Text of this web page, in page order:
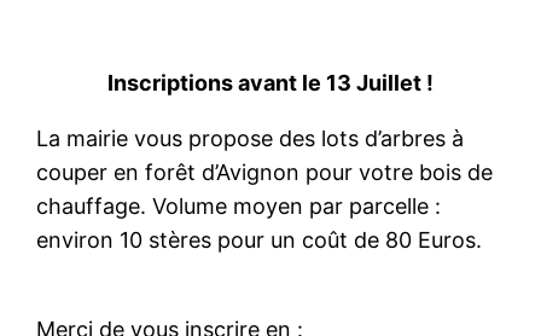
Inscriptions avant le 13 Juillet !
La mairie vous propose des lots d’arbres à
couper en forêt d’Avignon pour votre bois de
chauffage. Volume moyen par parcelle :
environ 10 stères pour un coût de 80 Euros.
Merci de vous inscrire en :